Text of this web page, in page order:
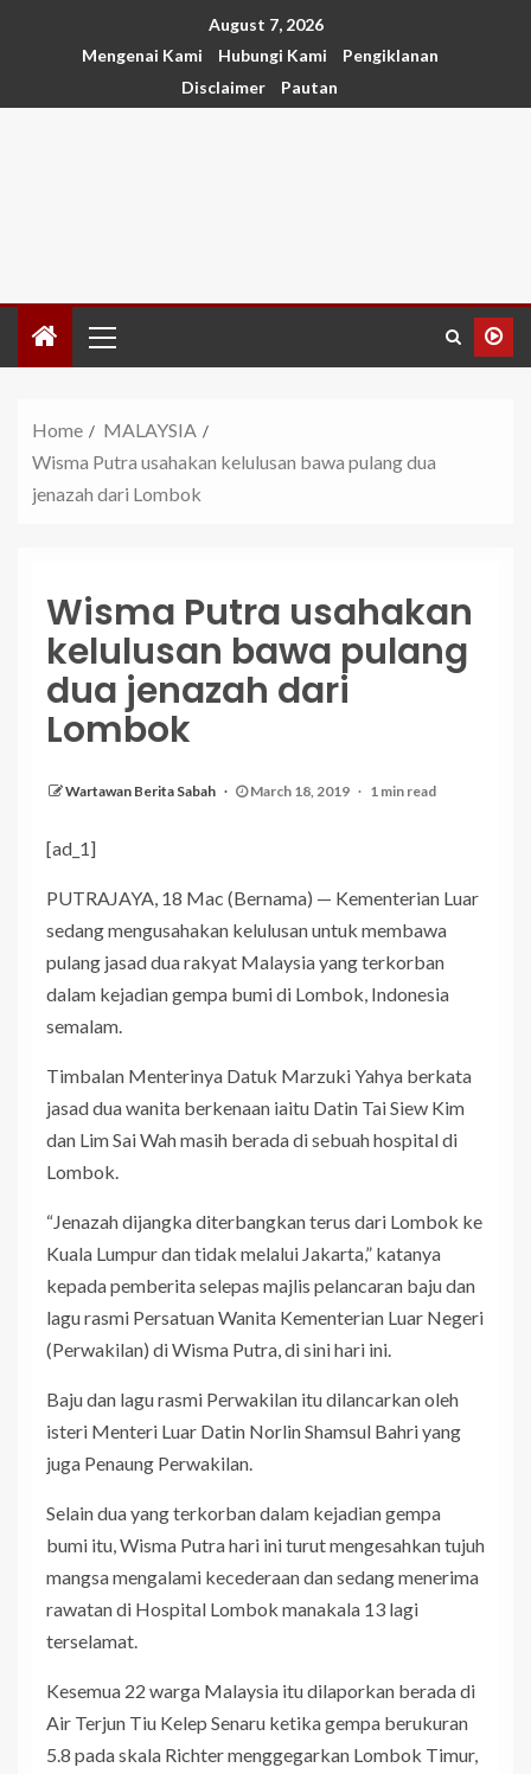
August 7, 2026
Mengenai Kami
Hubungi Kami
Pengiklanan
Disclaimer
Pautan
Home
MALAYSIA
Wisma Putra usahakan kelulusan bawa pulang dua
jenazah dari Lombok
Wisma Putra usahakan
kelulusan bawa pulang
dua jenazah dari
Lombok
Wartawan Berita Sabah March 18, 2019 1 min read
[ad_1]
PUTRAJAYA, 18 Mac (Bernama) — Kementerian Luar
sedang mengusahakan kelulusan untuk membawa
pulang jasad dua rakyat Malaysia yang terkorban
dalam kejadian gempa bumi di Lombok, Indonesia
semalam.
Timbalan Menterinya Datuk Marzuki Yahya berkata
jasad dua wanita berkenaan iaitu Datin Tai Siew Kim
dan Lim Sai Wah masih berada di sebuah hospital di
Lombok.
“Jenazah dijangka diterbangkan terus dari Lombok ke
Kuala Lumpur dan tidak melalui Jakarta,” katanya
kepada pemberita selepas majlis pelancaran baju dan
lagu rasmi Persatuan Wanita Kementerian Luar Negeri
(Perwakilan) di Wisma Putra, di sini hari ini.
Baju dan lagu rasmi Perwakilan itu dilancarkan oleh
isteri Menteri Luar Datin Norlin Shamsul Bahri yang
juga Penaung Perwakilan.
Selain dua yang terkorban dalam kejadian gempa
bumi itu, Wisma Putra hari ini turut mengesahkan tujuh
mangsa mengalami kecederaan dan sedang menerima
rawatan di Hospital Lombok manakala 13 lagi
terselamat.
Kesemua 22 warga Malaysia itu dilaporkan berada di
Air Terjun Tiu Kelep Senaru ketika gempa berukuran
5.8 pada skala Richter menggegarkan Lombok Timur,